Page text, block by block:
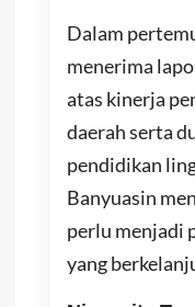
Dalam
menerima
atas kinerja
daerah serta
pendidikan
Banyuasin
perlu menjadi
yang